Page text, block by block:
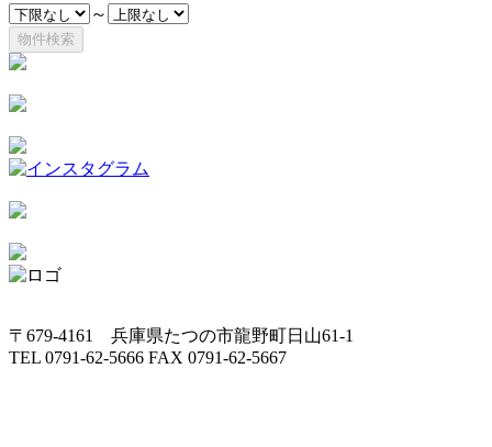
～
〒679-4161 兵庫県たつの市龍野町日山61-1
TEL 0791-62-5666 FAX 0791-62-5667